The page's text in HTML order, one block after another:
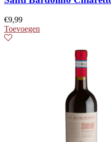
€9,99
Toevoegen